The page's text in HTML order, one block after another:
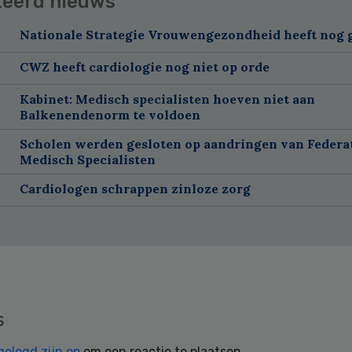
Nationale Strategie Vrouwengezondheid heeft nog
CWZ heeft cardiologie nog niet op orde
Kabinet: Medisch specialisten hoeven niet aan
Balkenendenorm te voldoen
Scholen werden gesloten op aandringen van
Medisch Specialisten
Cardiologen schrappen zinloze zorg